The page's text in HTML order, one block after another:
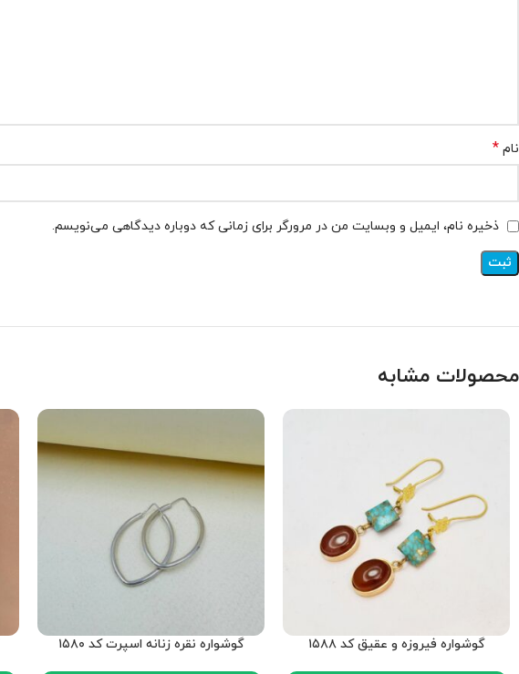
نام *
ذخیره نام، ایمیل و وبسایت من در مرورگر برای زمانی که دوباره دیدگاهی می‌نویسم.
محصولات مشابه
گوشواره فیروزه و عقیق کد ۱۵۸۸ گوشواره نقره زنانه اسپرت کد ۱۵۸۰